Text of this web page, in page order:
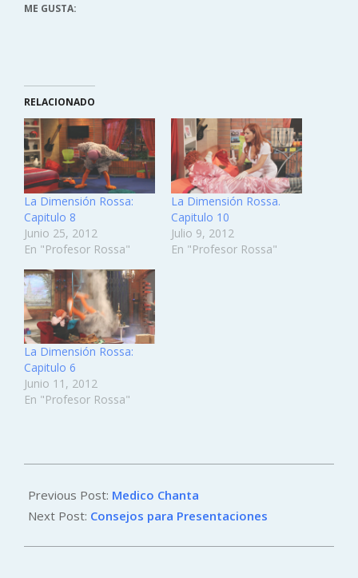
ME GUSTA:
RELACIONADO
La Dimensión Rossa:
Capitulo 8
Junio 25, 2012
En "Profesor Rossa"
La Dimensión Rossa.
Capitulo 10
Julio 9, 2012
En "Profesor Rossa"
La Dimensión Rossa:
Capitulo 6
Junio 11, 2012
En "Profesor Rossa"
07-
03
Previous Post: Medico Chanta
Next Post: Consejos para Presentaciones